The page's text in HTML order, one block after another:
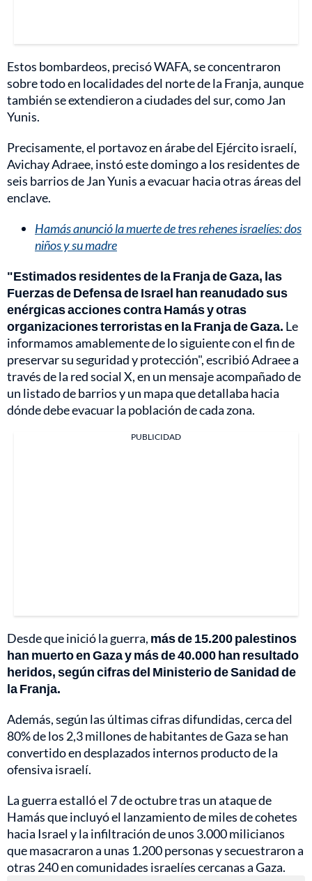
Estos bombardeos, precisó WAFA, se concentraron
sobre todo en localidades del norte de la Franja, aunque
también se extendieron a ciudades del sur, como Jan
Yunis.
Precisamente, el portavoz en árabe del Ejército israelí,
Avichay Adraee, instó este domingo a los residentes de
seis barrios de Jan Yunis a evacuar hacia otras áreas del
enclave.
Hamás anunció la muerte de tres rehenes israelíes: dos
niños y su madre
"Estimados residentes de la Franja de Gaza, las
Fuerzas de Defensa de Israel han reanudado sus
enérgicas acciones contra Hamás y otras
organizaciones terroristas en la Franja de Gaza. Le
informamos amablemente de lo siguiente con el fin de
preservar su seguridad y protección", escribió Adraee a
través de la red social X, en un mensaje acompañado de
un listado de barrios y un mapa que detallaba hacia
dónde debe evacuar la población de cada zona.
PUBLICIDAD
Desde que inició la guerra, más de 15.200 palestinos
han muerto en Gaza y más de 40.000 han resultado
heridos, según cifras del Ministerio de Sanidad de
la Franja.
Además, según las últimas cifras difundidas, cerca del
80% de los 2,3 millones de habitantes de Gaza se han
convertido en desplazados internos producto de la
ofensiva israelí.
La guerra estalló el 7 de octubre tras un ataque de
Hamás que incluyó el lanzamiento de miles de cohetes
hacia Israel y la infiltración de unos 3.000 milicianos
que masacraron a unas 1.200 personas y secuestraron a
otras 240 en comunidades israelíes cercanas a Gaza.